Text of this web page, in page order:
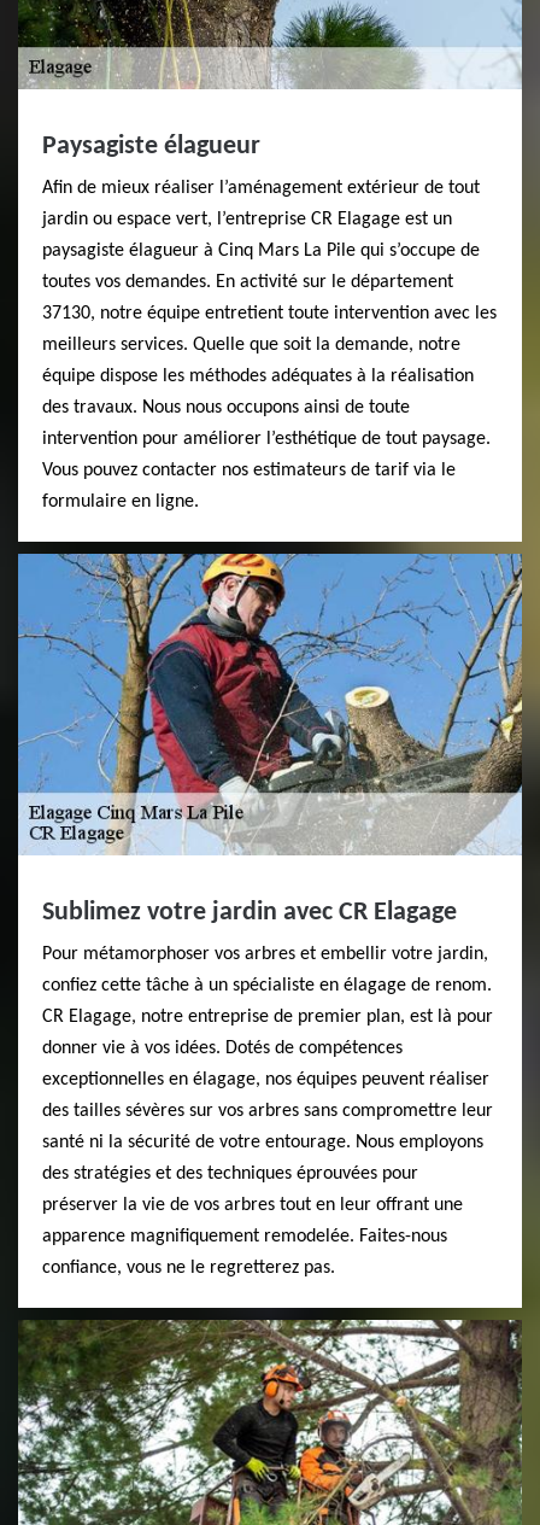
Paysagiste élagueur
Afin de mieux réaliser l’aménagement extérieur de tout
jardin ou espace vert, l’entreprise CR Elagage est un
paysagiste élagueur à Cinq Mars La Pile qui s’occupe de
toutes vos demandes. En activité sur le département
37130, notre équipe entretient toute intervention avec les
meilleurs services. Quelle que soit la demande, notre
équipe dispose les méthodes adéquates à la réalisation
des travaux. Nous nous occupons ainsi de toute
intervention pour améliorer l’esthétique de tout paysage.
Vous pouvez contacter nos estimateurs de tarif via le
formulaire en ligne.
Sublimez votre jardin avec CR Elagage
Pour métamorphoser vos arbres et embellir votre jardin,
confiez cette tâche à un spécialiste en élagage de renom.
CR Elagage, notre entreprise de premier plan, est là pour
donner vie à vos idées. Dotés de compétences
exceptionnelles en élagage, nos équipes peuvent réaliser
des tailles sévères sur vos arbres sans compromettre leur
santé ni la sécurité de votre entourage. Nous employons
des stratégies et des techniques éprouvées pour
préserver la vie de vos arbres tout en leur offrant une
apparence magnifiquement remodelée. Faites-nous
confiance, vous ne le regretterez pas.